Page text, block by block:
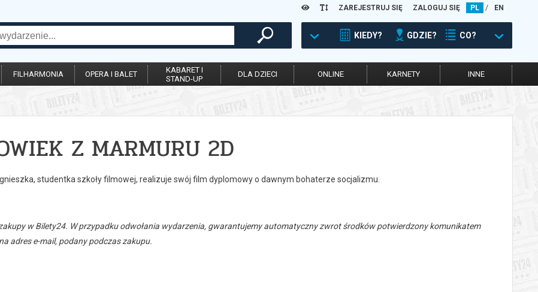
ZAREJESTRUJ SIĘ ZALOGUJ SIĘ PL / EN
KIEDY? GDZIE? CO?
FILHARMONIA OPERA I BALET
KABARET I
STAND-UP
DLA DZIECI ONLINE KARNETY INNE
Z MARMURU 2D
studentka szkoły filmowej, realizuje swój film dyplomowy o dawnym bohaterze socjalizmu.
w Bilety24. W przypadku odwołania wydarzenia, gwarantujemy automatyczny zwrot środków potwierdzony komunikatem
adres e-mail, podany podczas zakupu.